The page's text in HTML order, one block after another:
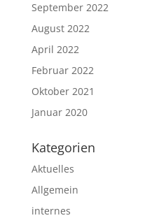
September 2022
August 2022
April 2022
Februar 2022
Oktober 2021
Januar 2020
Kategorien
Aktuelles
Allgemein
internes